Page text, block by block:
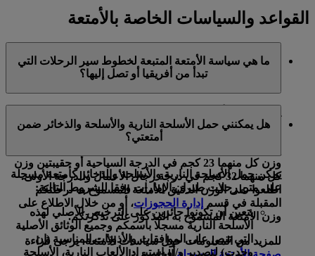
القواعد والسياسات الخاصة بالأمتعة
ما هي سياسة الأمتعة المتبعة لخطوط سير الرحلات التي
تبدأ من أفريقيا أو تصل إليها؟
مسار رحلتكم ونوع السعر.
وزن كل منهما 23 كجم في الدرجة السياحية أو حقيبتين وزن
كل منهما 32 كجم في درجة رجال الأعمال والدرجة الأولى.
اطلعوا على الوزن الدقيق للأمتعة المسموح به لرحلتكم
المقبلة في قسم إدارة الحجوزات، أو من خلال الاطلاع على
وزن الأمتعة المسموح به المذكور على تذكرتكم.
للمزيد من المعلومات حول سياسات الأمتعة، يرجى قراءة
هل يمكنني حمل الأسلحة النارية والأسلحة والذخائر ضمن
أمتعتي؟
يمكن حمل الأسلحة النارية والأسلحة والذخائر كأمتعة مسجلة
على متن رحلات طيران الإمارات وفقا للشروط التالية:
يتعين أن تكونوا حائزين على الترخيص الأصلي لهذه
الأسلحة النارية مسجلا باسمكم وجميع الوثائق الأصلية
التي تنص على الموافقات والأذونات المناسبة (إن
وجدت) لتصدير و/أو استيراد الألعاب النارية، الأسلحة